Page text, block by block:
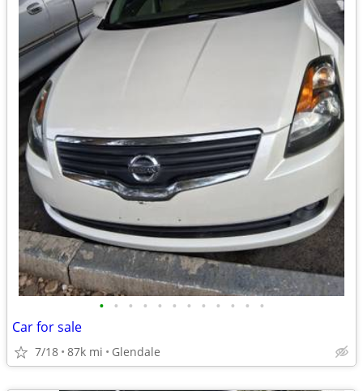
• • • • • • • • • • • •
Car for sale
7/18 87k mi Glendale